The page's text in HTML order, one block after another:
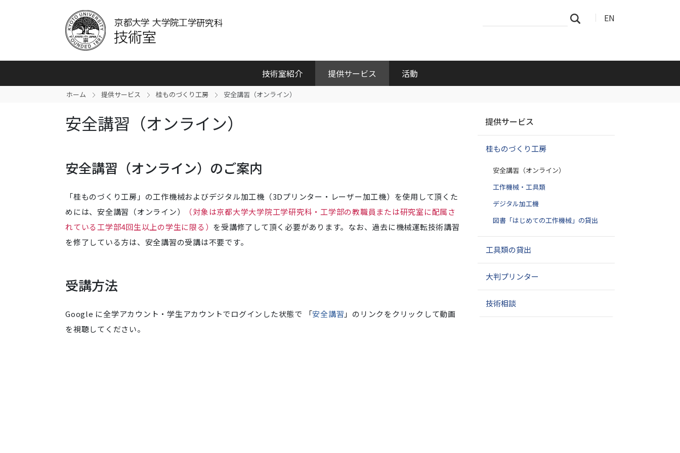
EN
技術室紹介 提供サービス 活動
イ
細
ホーム 提供サービス 桂ものづくり工房 安全講習（オンライン）
安全講習（オンライン）
安全講習（オンライン）のご案内
「桂ものづくり工房」の工作機械およびデジタル加工機（3Dプリンター・レーザー加工機）を使用して頂くた
めには、安全講習（オンライン）
（対象は京都大学大学院工学研究科・工学部の教職員または研究室に配属さ
れている工学部4回生以上の学生に限る） を受講修了して頂く必要があります。 なお、過去に機械運転技術講習
を修了している方は、安全講習の受講は不要です。
受講方法
Google に全学アカウント・学生アカウントでログインした状態で 「安全講習 」のリンクをクリックして動画
を視聴してください。
ビ
ゲ
提供サービス
桂ものづくり工房
安全講習（オンライン）
工作機械・工具類
デジタル加工機
図書「はじめての工作機械」の貸出
工具類の貸出
大判プリンター
技術相談